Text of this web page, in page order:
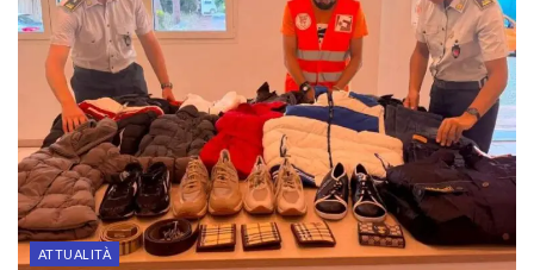
ATTUALITÀ